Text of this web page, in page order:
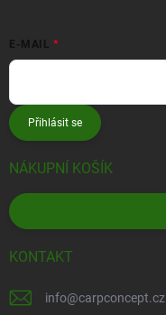
E-MAIL
Přihlásit se
NÁKUPNÍ KOŠÍK
KONTAKT
info@carpconcept.cz